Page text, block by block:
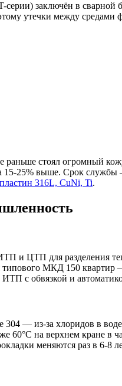
заключён в
утечки между
стоял огромный
25% выше. Срок службы
316L, CuNi, Ti.
ЦТП для разделения
типового МКД 150
с обвязкой и
— из-за хлоридов в
60°C на верхнем кране
меняются раз в 6-8